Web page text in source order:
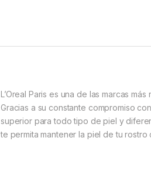
L’Oreal Paris es una de las marcas
Gracias a su constante compromiso
superior para todo tipo de piel y
te permita mantener la piel de tu